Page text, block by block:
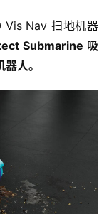
Nav 扫地机器
Submarine 吸
人。